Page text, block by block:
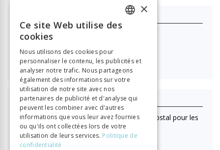
Je m'abonne
Nouvelle Revue Neuchâteloise
40.00 
J'achète ce numéro
(Lecture en ligne uniquement. Pas d'envoi postal pour les
achats au numéro)
Format HTML (lecture en ligne)
ITALIAN
×
Ce site Web utilise des
cookies
Nous utilisons des cookies pour
personnaliser le contenu, les publicités et
analyser notre trafic. Nous partageons
également des informations sur votre
utilisation de notre site avec nos
partenaires de publicité et d'analyse qui
peuvent les combiner avec d'autres
informations que vous leur avez fournies
ou qu'ils ont collectées lors de votre
utilisation de leurs services. Politique de
confidentialité